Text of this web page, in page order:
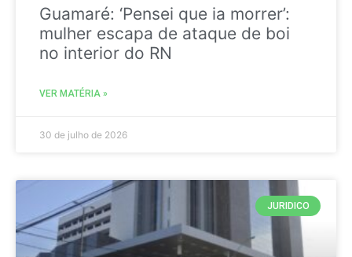
Guamaré: ‘Pensei que ia morrer’:
mulher escapa de ataque de boi
no interior do RN
VER MATÉRIA »
30 de julho de 2026
JURIDICO